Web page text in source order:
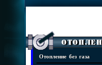
Отопление без газа